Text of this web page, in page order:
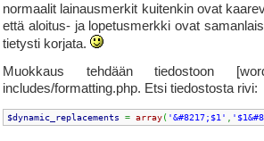
normaalit lainausmerkit kuitenkin ovat
että aloitus- ja lopetusmerkki ovat
tietysti korjata.
Muokkaus tehdään tiedostoon
includes/formatting.php. Etsi tiedostosta rivi:
$dynamic_replacements = array( '&#8217;$1'